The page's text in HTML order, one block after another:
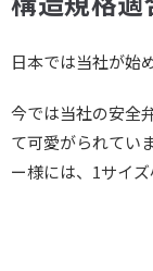
日本では当社が始
今では当社の安全
て可愛がられてい
ー様には、1サイ